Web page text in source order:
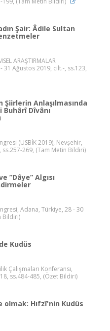
Şair: Âdile Sultan
ARAŞTIRMALAR
31 Ağustos 2019, cilt.-, ss.123,
Şiirlerin Anlaşılmasında
Dîvânı
(USBİK 2019), Nevşehir,
269, (Tam Metin Bildiri)
”Dâye” Algısı
Adana, Türkiye, 28 - 30
Bildiri)
Kudüs
Çalışmaları Konferansı,
ss.484-485, (Özet Bildiri)
olmak: Hıfzî'nin Kudüs